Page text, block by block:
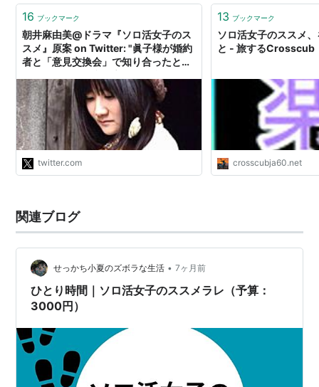
16 ブックマーク
朝井麻由美@ドラマ『ソロ活女子のス
スメ』原案 on Twitter: "眞子様が婚約
者と「意見交換会」で知り合ったとい
と思われてるみたいですが、これは本
当に意見交換会ですよ…！ICUの建物
内で留学経験者の先輩達に話を聞く会
のことです。TVが上品な言い回しをし
たわけじゃなく、ネット民が上品な言
い回しを発見しただけです"
twitter.com
13 ブックマーク
ソロ活女子のススメ
と - 旅するCrosscub
crosscubja60.net
関連ブログ
せっかち小夏のズボラな生活 • 7ヶ月前
ひとり時間｜ソロ活女子のススメラレ（予算：
3000円）